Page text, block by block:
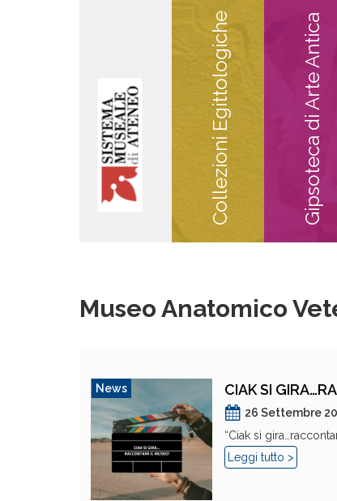
Collezioni Egittologiche Gipsoteca di Arte Antica
Museo Anatomico
News CIAK SI
26 Settembre
“Ciak si
Leggi tutto >